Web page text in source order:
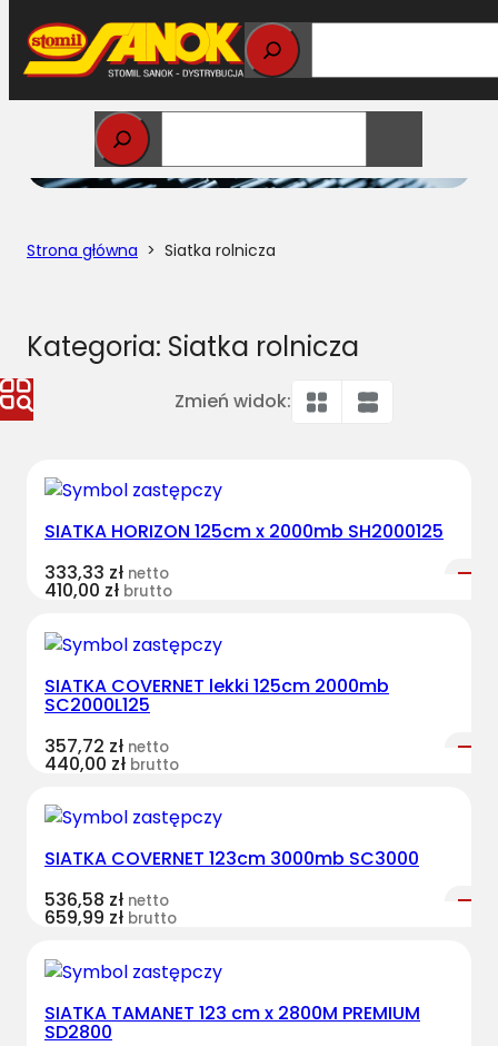
Przejdź
do
treści
Strona główna > Siatka rolnicza
Kategoria: Siatka rolnicza
Zmień widok:
SIATKA HORIZON 125cm x 2000mb SH2000125
333,33 zł netto
410,00 zł brutto
SIATKA COVERNET lekki 125cm 2000mb
SC2000L125
357,72 zł netto
440,00 zł brutto
SIATKA COVERNET 123cm 3000mb SC3000
536,58 zł netto
659,99 zł brutto
SIATKA TAMANET 123 cm x 2800M PREMIUM
SD2800